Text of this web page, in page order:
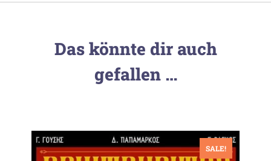
Das könnte dir auch
gefallen …
SALE!